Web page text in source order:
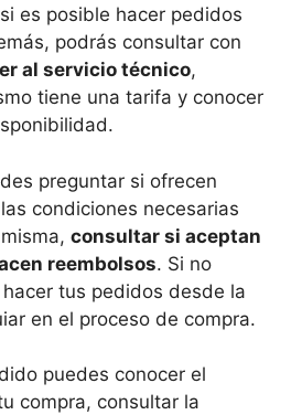
es posible hacer pedidos
podrás consultar con
al servicio técnico,
tiene una tarifa y conocer
preguntar si ofrecen
condiciones necesarias
consultar si aceptan
reembolsos. Si no
tus pedidos desde la
en el proceso de compra.
puedes conocer el
compra, consultar la